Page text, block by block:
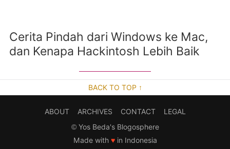
Cerita Pindah dari Windows ke Mac,
dan Kenapa Hackintosh Lebih Baik
BACK TO TOP ↑
ABOUT ARCHIVES CONTACT
LEGAL
© Yos Beda's Blogosphere
Made with ♥in Indonesia